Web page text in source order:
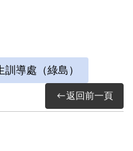
經第2屆第11次董
償。補償理由為原
組織，僅以其之自
話會之行為，僅涉
決對其所參加組織
詳加查證，故認本案
告撤銷判決處分。
導處（綠島）
返回前一頁